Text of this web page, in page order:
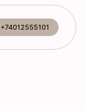
+74012555101